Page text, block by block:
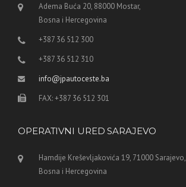
Adema Buća 20, 88000 Mostar,
Bosna i Hercegovina
+387 36 512 300
+387 36 512 310
info@jpautoceste.ba
FAX: +387 36 512 301
OPERATIVNI URED SARAJEVO
Hamdije Kreševljakovića 19, 71000 Sarajevo,
Bosna i Hercegovina